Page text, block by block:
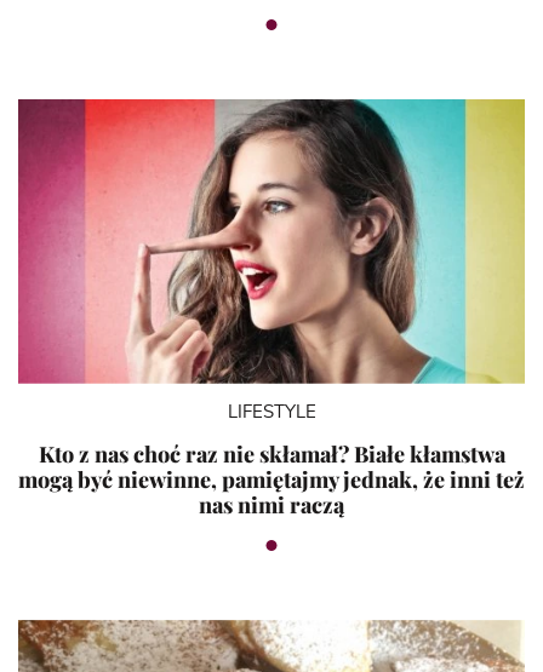
LIFESTYLE
Kto z nas choć raz nie skłamał? Białe kłamstwa
mogą być niewinne, pamiętajmy jednak, że inni też
nas nimi raczą